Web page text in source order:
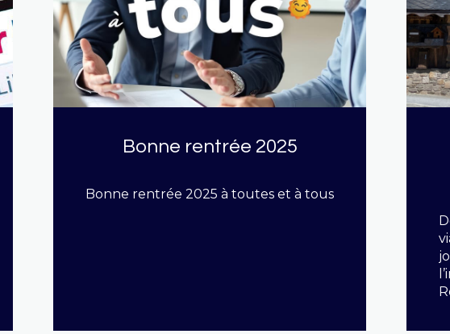
Bonne rentrée 2025
Bonne rentrée 2025 à toutes et à tous